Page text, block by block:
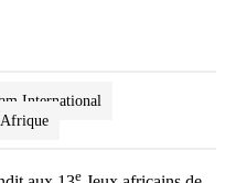
International
e